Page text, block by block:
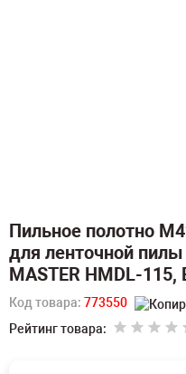
Пильное полотно
для ленточной
MASTER HMDL-115,
Код товара: 773550
Рейтинг товара: